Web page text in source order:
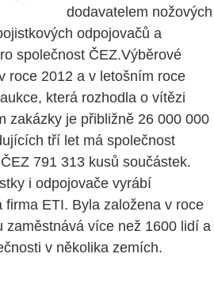
dodavatelem nožových
odpojovačů a
společnost ČEZ.Výběrové
roce 2012 a v letošním roce
která rozhodla o vítězi
zakázky je přibližně 26 000 000
tří let má společnost
791 313 kusů součástek.
i odpojovače vyrábí
firma ETI. Byla založena v roce
zaměstnává více než 1600 lidí a
v několika zemích.